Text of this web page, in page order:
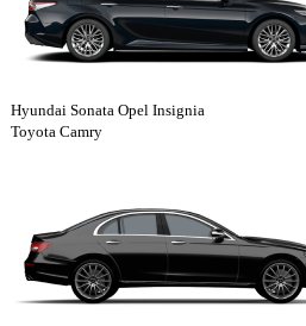
Hyundai Sonata Opel Insignia
Toyota Camry